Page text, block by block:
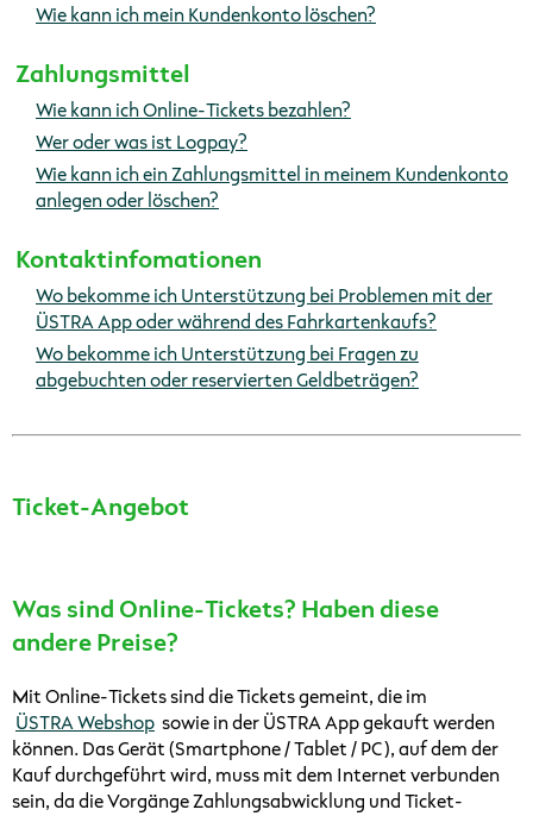
Wie kann ich mein Kundenkonto löschen?
Zahlungsmittel
Wie kann ich Online-Tickets bezahlen?
Wer oder was ist Logpay?
Wie kann ich ein Zahlungsmittel in meinem Kundenkonto
anlegen oder löschen?
Kontaktinfomationen
Wo bekomme ich Unterstützung bei Problemen mit der
ÜSTRA App oder während des Fahrkartenkaufs?
Wo bekomme ich Unterstützung bei Fragen zu
abgebuchten oder reservierten Geldbeträgen?
Ticket-Angebot
Was sind Online-Tickets? Haben diese
andere Preise?
Mit Online-Tickets sind die Tickets gemeint, die im
ÜSTRA Webshop sowie in der ÜSTRA App gekauft werden
können. Das Gerät (Smartphone / Tablet / PC), auf dem der
Kauf durchgeführt wird, muss mit dem Internet verbunden
sein, da die Vorgänge Zahlungsabwicklung und Ticket-